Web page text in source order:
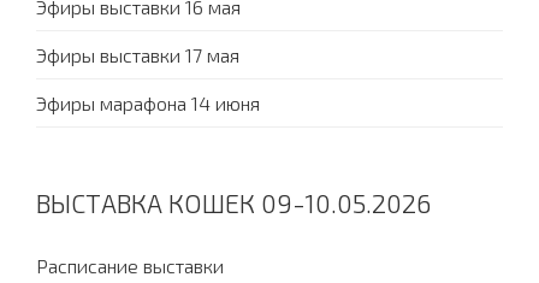
Эфиры выставки 16 мая
Эфиры выставки 17 мая
Эфиры марафона 14 июня
ВЫСТАВКА КОШЕК 09-10.05.2026
Расписание выставки